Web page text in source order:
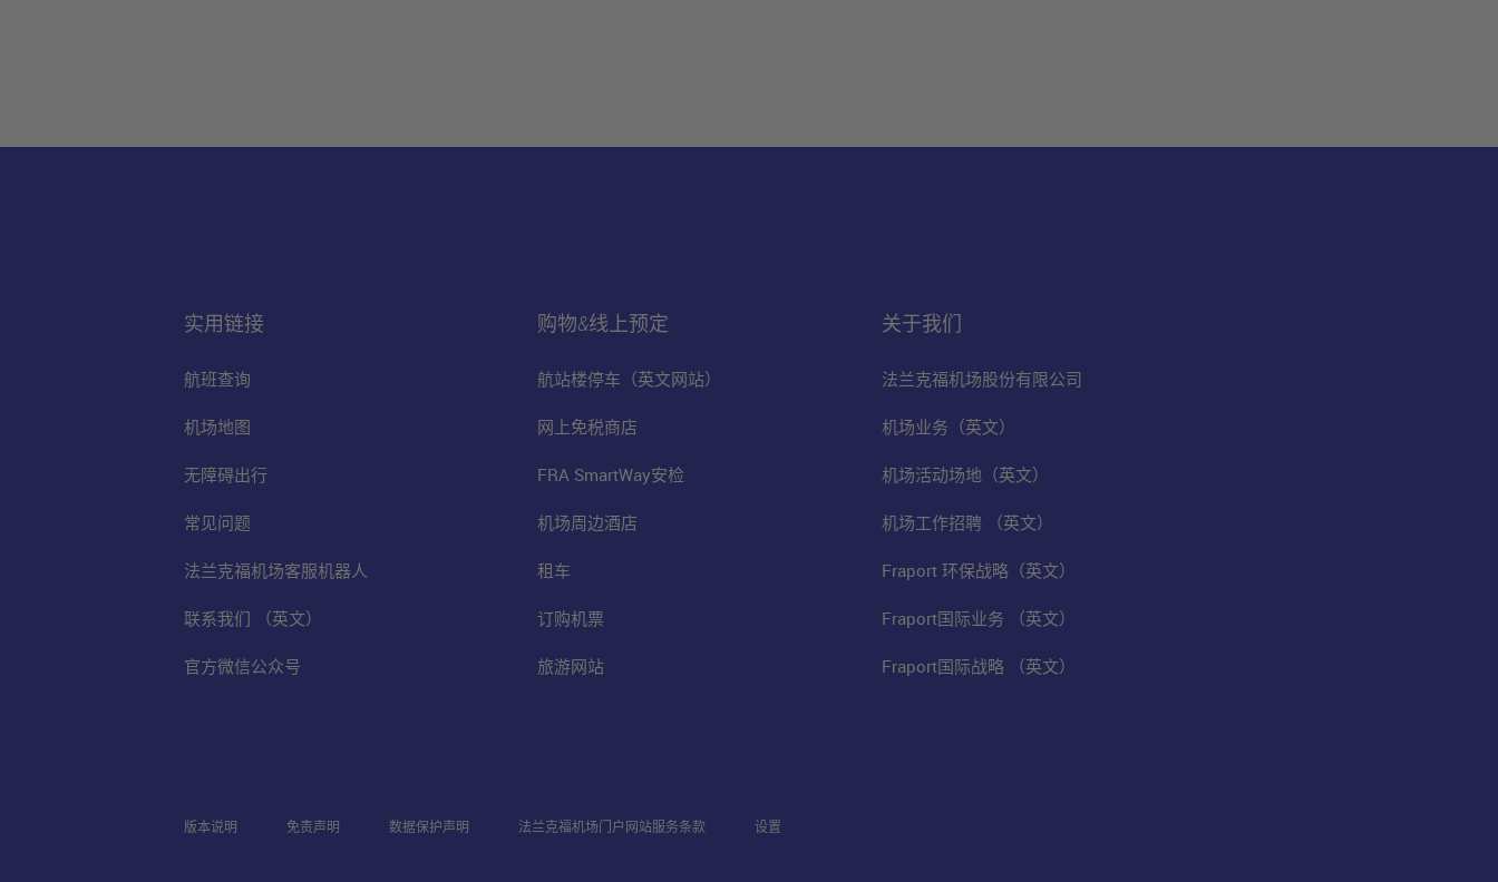
实用链接
航班查询
机场地图
无障碍出行
常见问题
法兰克福机场客服机器人
联系我们 （英文）
官方微信公众号
购物&线上预定
航站楼停车（英文网站）
网上免税商店
FRA SmartWay安检
机场周边酒店
租车
订购机票
旅游网站
关于我们
法兰克福机场股份有限公司
机场业务（英文）
机场活动场地（英文）
机场工作招聘 （英文）
Fraport 环保战略（英文）
Fraport国际业务 （英文）
Fraport国际战略 （英文）
版本说明 免责声明 数据保护声明 法兰克福机场门户网站服务条款 设置